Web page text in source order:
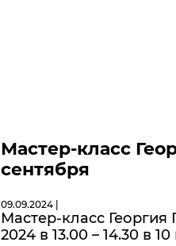
Мастер-класс
сентября
09.09.2024 |
Мастер-класс
2024 в 13.00 – 14.30 в